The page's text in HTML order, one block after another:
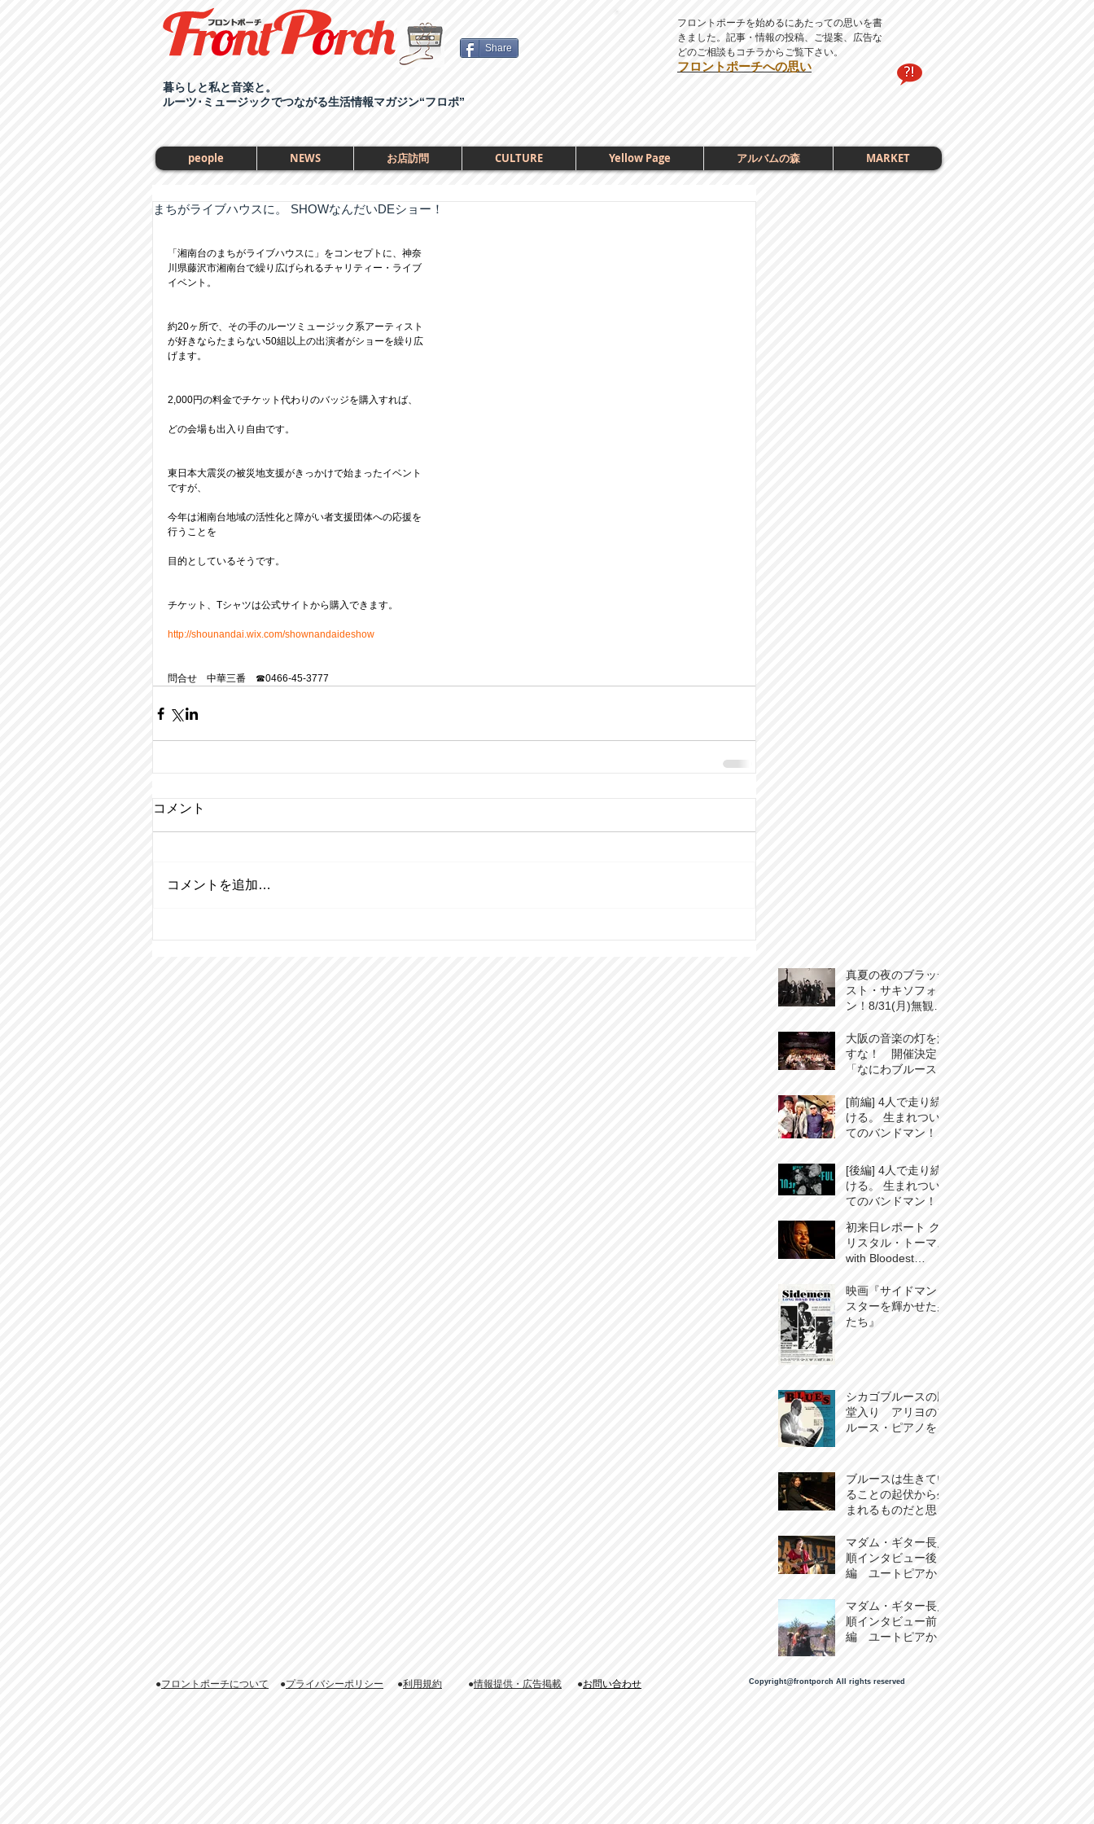
Share
暮らしと私と音楽と。
ルーツ･ミュージックでつながる生活情報マガジン“フロポ”
フロントポーチを始めるにあたっての思いを書
きました。記事・情報の投稿、ご提案、広告な
どのご相談もコチラからご覧下さい。
フロントポーチへの思い
people NEWS お店訪問 CULTURE Yellow Page アルバムの森 MARKET
まちがライブハウスに。 SHOWなんだいDEショー！
「湘南台のまちがライブハウスに」をコンセプトに、神奈
川県藤沢市湘南台で繰り広げられるチャリティー・ライブ
イベント。
約20ヶ所で、その手のルーツミュージック系アーティスト
が好きならたまらない50組以上の出演者がショーを繰り広
げます。
2,000円の料金でチケット代わりのバッジを購入すれば、
どの会場も出入り自由です。
東日本大震災の被災地支援がきっかけで始まったイベント
ですが、
今年は湘南台地域の活性化と障がい者支援団体への応援を
行うことを
目的としているそうです。
チケット、Tシャツは公式サイトから購入できます。
http://shounandai.wix.com/shownandaideshow
問合せ　中華三番　☎0466-45-3777
コメント
コメントを追加…
真夏の夜のブラッデ
スト・サキソフォ
ン！8/31(月)無観客
催！
大阪の音楽の灯を消
すな！ 開催決定
「なにわブルースフ
2020」
[前編] 4人で走り続
ける。 生まれつい
てのバンドマン！
Spoonful インタビ
ュー
[後編] 4人で走り続
ける。 生まれつい
てのバンドマン！
Spoonful インタビ
ュー
初来日レポート ク
リスタル・トーマス
with Bloodest
映画『サイドマン：
スターを輝かせた男
たち』
シカゴブルースの殿
堂入り アリヨのブ
ルース・ピアノを聞
ブルースは生きてい
ることの起伏から生
まれるものだと思う
“Lee”Kanehiraイン
タビュー
マダム・ギター長見
順インタビュー後
編 ユートピアから
マダム・ギター長見
順インタビュー前
編 ユートピアから
●フロントポーチについて ●プライバシーポリシー ●情報提供・広告掲載
●利用規約 ●お問い合わせ Copyright@frontporch All rights reserved